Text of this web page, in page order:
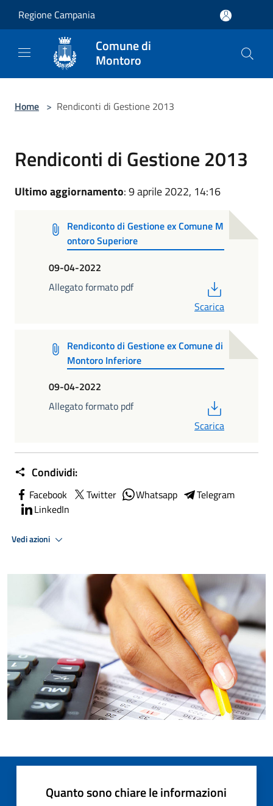
Regione Campania
Comune di
Montoro
Home > Rendiconti di Gestione 2013
Rendiconti di Gestione 2013
Ultimo aggiornamento: 9 aprile 2022, 14:16
Rendiconto di Gestione ex Comune M
ontoro Superiore
09-04-2022
Allegato formato pdf
Scarica
Rendiconto di Gestione ex Comune di
Montoro Inferiore
09-04-2022
Allegato formato pdf
Scarica
Condividi:
Facebook Twitter Whatsapp
Telegram
LinkedIn
Vedi azioni
Quanto sono chiare le informazioni